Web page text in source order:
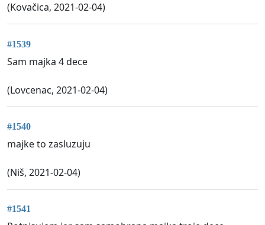
(Kovačica, 2021-02-04)
#1539
Sam majka 4 dece
(Lovcenac, 2021-02-04)
#1540
majke to zasluzuju
(Niš, 2021-02-04)
#1541